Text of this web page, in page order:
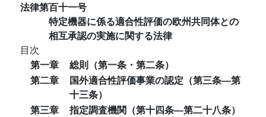
法律第百十一号
特定機器に係る適合性評価の欧州共同体との
相互承認の実施に関する法律
目次
第一章
総則（第一条・第二条）
第二章
国外適合性評価事業の認定（第三条―第
十三条）
第三章
指定調査機関（第十四条―第二十八条）